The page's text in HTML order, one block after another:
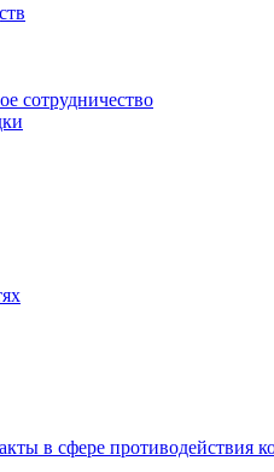
сотрудничество
в сфере противодействия